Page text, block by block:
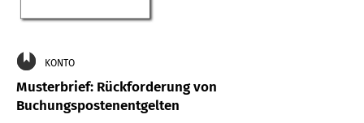
KONTO
Musterbrief: Rückforderung von
Buchungspostenentgelten